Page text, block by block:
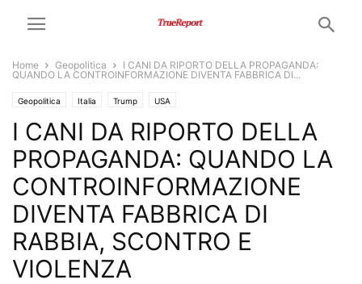
Home Geopolitica
I CANI DA RIPORTO DELLA PROPAGANDA:
QUANDO LA CONTROINFORMAZIONE DIVENTA FABBRICA DI...
Geopolitica Italia Trump USA
I CANI DA RIPORTO DELLA
PROPAGANDA: QUANDO LA
CONTROINFORMAZIONE
DIVENTA FABBRICA DI
RABBIA, SCONTRO E
VIOLENZA